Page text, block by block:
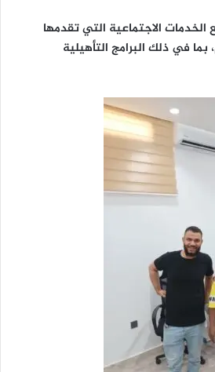
الخدمات الاجتماعية التي تقدمها
في ذلك البرامج التأهيلية